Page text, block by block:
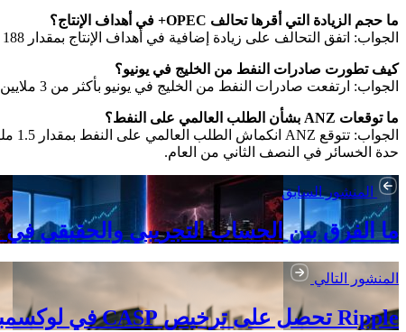
ما حجم الزيادة التي أقرها تحالف OPEC+ في أهداف الإنتاج؟
الجواب: اتفق التحالف على زيادة إضافية في أهداف الإنتاج بمقدار 188 ألف برميل يومياً من أغسطس، فوق زيادات مماثلة سبق إقرارها لشهري يونيو ويوليو.
كيف تطورت صادرات النفط من الخليج في يونيو؟
الجواب: ارتفعت صادرات النفط من الخليج في يونيو بأكثر من 3 ملايين برميل مقارنة بمايو لتتجاوز 10 ملايين برميل يومياً، لكنها ما زالت أقل بنحو 40% من مستويات ما قبل الحرب.
ما توقعات ANZ بشأن الطلب العالمي على النفط؟
حدة الخسائر في النصف الثاني من العام.
المنشور السابق
ما الفرق بين الحساب التجريبي والحقيقي في cTrader؟
المنشور التالي
Ripple تحصل على ترخيص CASP في لوكسمبورغ وتستكمل امتثالها لإطار MiCA الأوروبي